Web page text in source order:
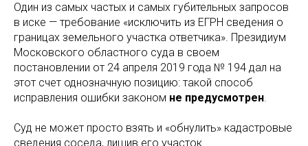
Один из самых частых и самых губительных запросов
в иске — требование «исключить из ЕГРН сведения о
границах земельного участка ответчика». Президиум
Московского областного суда в своем
постановлении от 24 апреля 2019 года № 194 дал на
этот счет однозначную позицию: такой способ
исправления ошибки законом не предусмотрен.
Суд не может просто взять и «обнулить» кадастровые
сведения соседа, лишив его участок